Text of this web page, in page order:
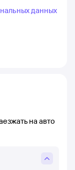
данных
на авто